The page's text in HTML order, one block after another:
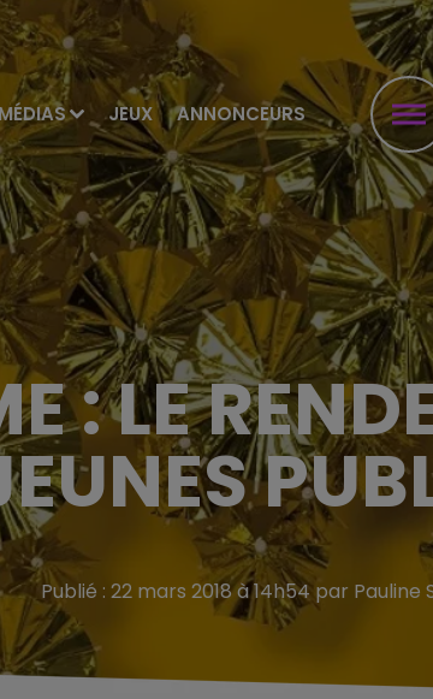
MÉDIAS JEUX ANNONCEURS
: LE
Publié : 22 mars 2018 à 14h54 par Pauline